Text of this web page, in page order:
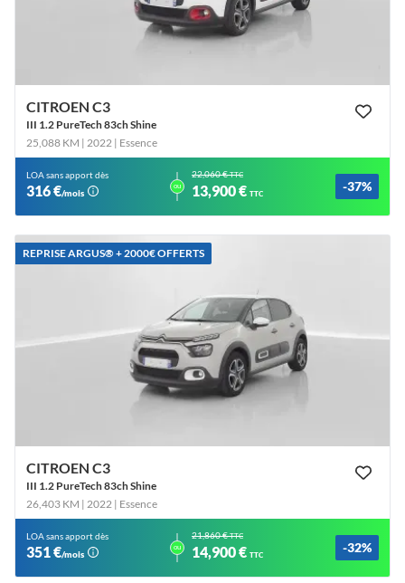
CITROEN C3
III 1.2 PureTech 83ch Shine
25,088 KM | 2022 | Essence
LOA sans apport dès
316 €/mois
ou
22,060 €TTC
13,900 € TTC -37%
REPRISE ARGUS®️ + 2000€ OFFERTS
CITROEN C3
III 1.2 PureTech 83ch Shine
26,403 KM | 2022 | Essence
LOA sans apport dès
351 €/mois
ou
21,860 €TTC
14,900 € TTC -32%